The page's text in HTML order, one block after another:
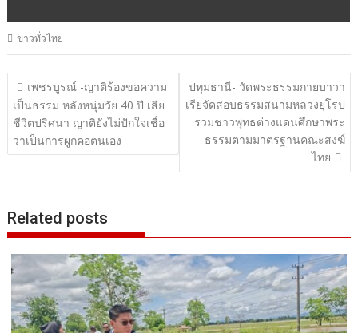
ข่าวทั่วไทย
แนะแนว
เรื่อง
เพชรบูรณ์ -ญาติร้องขอความ
เป็นธรรม หลังหนุ่มวัย 40 ปี เสีย
ชีวิตปริศนา ญาติยังไม่ปักใจเชื่อ
ว่าเป็นการผูกคอตนเอง
ปทุมธานี- วัดพระธรรมกายบาวา
เรียจัดสอบธรรมสนามหลวงยุโรป
รวมชาวพุทธต่างแดนศึกษาพระ
ธรรมตามมาตรฐานคณะสงฆ์
ไทย
Related posts